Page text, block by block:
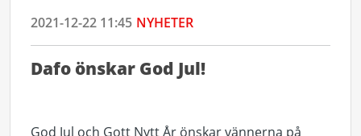
2021-12-22 11:45 NYHETER
Dafo önskar God Jul!
God Jul och Gott Nytt År önskar vännerna på